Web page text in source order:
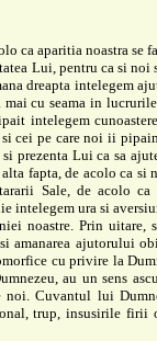
ca aparitia noastra se
Lui, pentru ca si noi
dreapta intelegem
mai cu seama in
intelegem
cei pe care noi ii
prezenta Lui ca sa
fapta, de acolo ca si
Sale, de acolo
intelegem ura si
noastre. Prin uitare,
amanarea ajutorului
cu privire la
au un sens
noi. Cuvantul lui
trup, insusirile firii